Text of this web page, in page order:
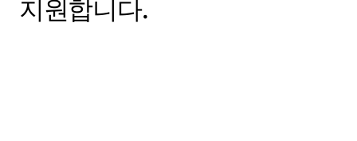
지원합니다.